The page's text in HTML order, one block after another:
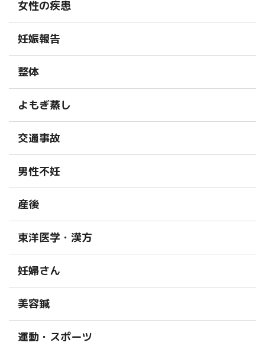
女性の疾患
妊娠報告
整体
よもぎ蒸し
交通事故
男性不妊
産後
東洋医学・漢方
妊婦さん
美容鍼
運動・スポーツ